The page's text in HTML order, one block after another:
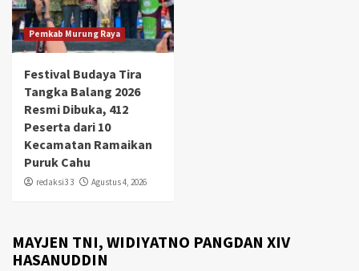
Pemkab Murung Raya
Festival Budaya Tira
Tangka Balang 2026
Resmi Dibuka, 412
Peserta dari 10
Kecamatan Ramaikan
Puruk Cahu
redaksi3 3 Agustus 4, 2026
MAYJEN TNI, WIDIYATNO PANGDAN XIV
HASANUDDIN